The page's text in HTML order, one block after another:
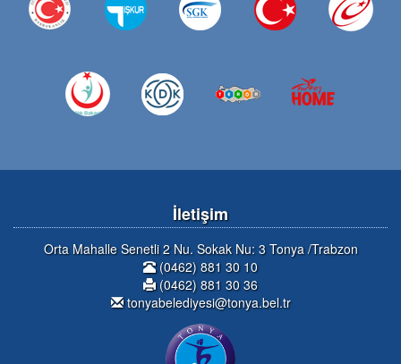
İletişim
Orta Mahalle Senetli 2 Nu. Sokak Nu: 3 Tonya /Trabzon
(0462) 881 30 10
(0462) 881 30 36
tonyabelediyesi@tonya.bel.tr